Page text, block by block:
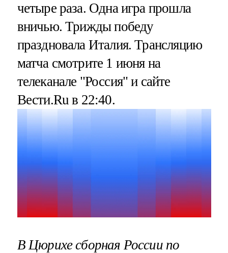
четыре раза. Одна игра прошла
вничью. Трижды победу
праздновала Италия. Трансляцию
матча смотрите 1 июня на
телеканале "Россия" и сайте
Вести.Ru в 22:40.
В Цюрихе сборная России по